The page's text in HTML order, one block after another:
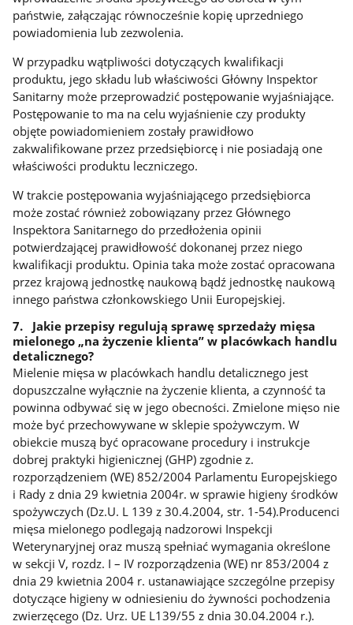
państwie, załączając równocześnie kopię uprzedniego
powiadomienia lub zezwolenia.
W przypadku wątpliwości dotyczących kwalifikacji
produktu, jego składu lub właściwości Główny Inspektor
Sanitarny może przeprowadzić postępowanie wyjaśniające.
Postępowanie to ma na celu wyjaśnienie czy produkty
objęte powiadomieniem zostały prawidłowo
zakwalifikowane przez przedsiębiorcę i nie posiadają one
właściwości produktu leczniczego.
W trakcie postępowania wyjaśniającego przedsiębiorca
może zostać również zobowiązany przez Głównego
Inspektora Sanitarnego do przedłożenia opinii
potwierdzającej prawidłowość dokonanej przez niego
kwalifikacji produktu. Opinia taka może zostać opracowana
przez krajową jednostkę naukową bądź jednostkę naukową
innego państwa członkowskiego Unii Europejskiej.
7. Jakie przepisy regulują sprawę sprzedaży mięsa
mielonego „na życzenie klienta” w placówkach handlu
detalicznego?
Mielenie mięsa w placówkach handlu detalicznego jest
dopuszczalne wyłącznie na życzenie klienta, a czynność ta
powinna odbywać się w jego obecności. Zmielone mięso nie
może być przechowywane w sklepie spożywczym. W
obiekcie muszą być opracowane procedury i instrukcje
dobrej praktyki higienicznej (GHP) zgodnie z.
rozporządzeniem (WE) 852/2004 Parlamentu Europejskiego
i Rady z dnia 29 kwietnia 2004r. w sprawie higieny środków
spożywczych (Dz.U. L 139 z 30.4.2004, str. 1-54).Producenci
mięsa mielonego podlegają nadzorowi Inspekcji
Weterynaryjnej oraz muszą spełniać wymagania określone
w sekcji V, rozdz. I – IV rozporządzenia (WE) nr 853/2004 z
dnia 29 kwietnia 2004 r. ustanawiające szczególne przepisy
dotyczące higieny w odniesieniu do żywności pochodzenia
zwierzęcego (Dz. Urz. UE L139/55 z dnia 30.04.2004 r.).